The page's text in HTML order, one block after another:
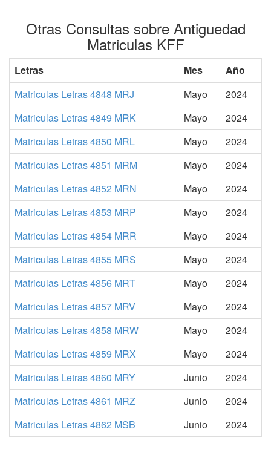
Otras Consultas sobre Antiguedad
Matriculas KFF
Letras Mes
Año
Matriculas Letras 4848 MRJ
Mayo
2024
Matriculas Letras 4849 MRK
Mayo
2024
Matriculas Letras 4850 MRL
Mayo
2024
Matriculas Letras 4851 MRM
Mayo
2024
Matriculas Letras 4852 MRN
Mayo
2024
Matriculas Letras 4853 MRP
Mayo
2024
Matriculas Letras 4854 MRR
Mayo
2024
Matriculas Letras 4855 MRS
Mayo
2024
Matriculas Letras 4856 MRT
Mayo
2024
Matriculas Letras 4857 MRV
Mayo
2024
Matriculas Letras 4858 MRW
Mayo
2024
Matriculas Letras 4859 MRX
Mayo
2024
Matriculas Letras 4860 MRY
Junio
2024
Matriculas Letras 4861 MRZ
Junio
2024
Matriculas Letras 4862 MSB
Junio 2024